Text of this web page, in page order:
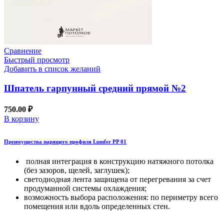
Сравнение
Быстрый просмотр
Добавить в список желаний
Шпатель гарпунный средний прямой №2
750.00 ₽
В корзину
Преимущества парящего профиля Lumfer PP 01
полная интеграция в конструкцию натяжного потолка
(без зазоров, щелей, заглушек);
светодиодная лента защищена от перегревания за счет
продуманной системы охлаждения;
возможность выбора расположения: по периметру всего
помещения или вдоль определенных стен.